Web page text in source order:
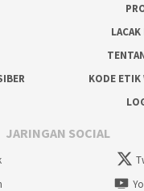
KODE ETIK
JARINGAN SOCIAL